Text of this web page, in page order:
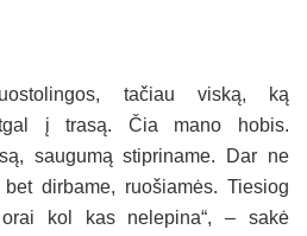
tačiau viską, ką
į trasą. Čia mano hobis.
saugumą stipriname. Dar ne
dirbame, ruošiamės. Tiesiog
kol kas nelepina“, – sakė